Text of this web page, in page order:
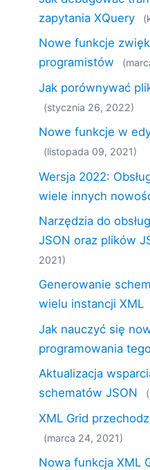
zapytania XQuery
Nowe funkcje
programistów
Jak porównywać
(stycznia 26, 2022)
Nowe funkcje w
(listopada 09, 2021)
Wersja 2022:
wiele innych
Narzędzia do
JSON oraz plików
2021)
Generowanie
wielu instancji XML
Jak nauczyć się
programowania
Aktualizacja
schematów JSON
XML Grid
(marca 24, 2021)
Nowa funkcja XML